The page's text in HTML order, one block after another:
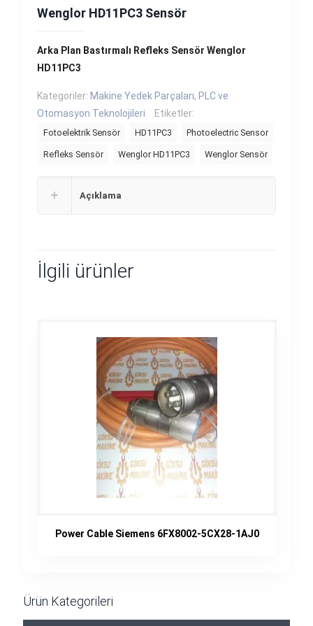
Wenglor HD11PC3 Sensör
Arka Plan Bastırmalı Refleks Sensör Wenglor
HD11PC3
Kategoriler: Makine Yedek Parçaları, PLC ve
Otomasyon Teknolojileri
Etiketler:
Fotoelektrik Sensör HD11PC3 Photoelectric Sensor
Refleks Sensör Wenglor HD11PC3 Wenglor Sensör
Açıklama
İlgili ürünler
Power Cable Siemens 6FX8002-5CX28-1AJ0
Ürün Kategorileri